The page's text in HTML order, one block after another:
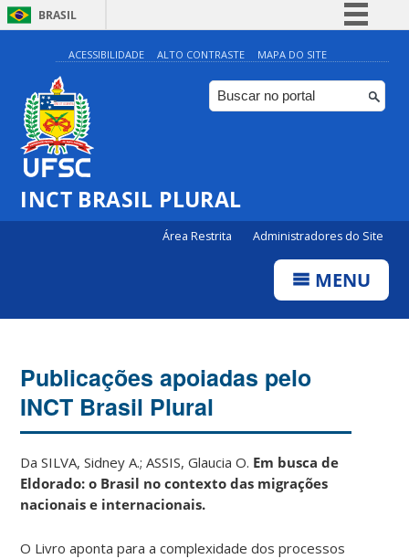
BRASIL
Simplifique!
Comunica BR
Participe
ACESSIBILIDADE ALTO CONTRASTE MAPA DO SITE
INCT BRASIL PLURAL
Área Restrita Administradores do Site
MENU
Publicações apoiadas pelo
INCT Brasil Plural
Da SILVA, Sidney A.; ASSIS, Glaucia O. Em busca de
Eldorado: o Brasil no contexto das migrações
nacionais e internacionais.
O Livro aponta para a complexidade dos processos